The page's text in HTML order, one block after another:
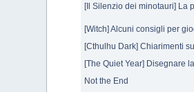
[Il Silenzio dei minotauri] La
[Witch] Alcuni consigli per
[Cthulhu Dark] Chiarimenti
[The Quiet Year] Disegnare
Not the End